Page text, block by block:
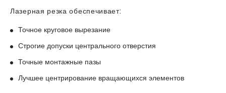
Лазерная резка обеспечивает:
Точное круговое вырезание
Строгие допуски центрального отверстия
Точные монтажные пазы
Лучшее центрирование вращающихся элементов